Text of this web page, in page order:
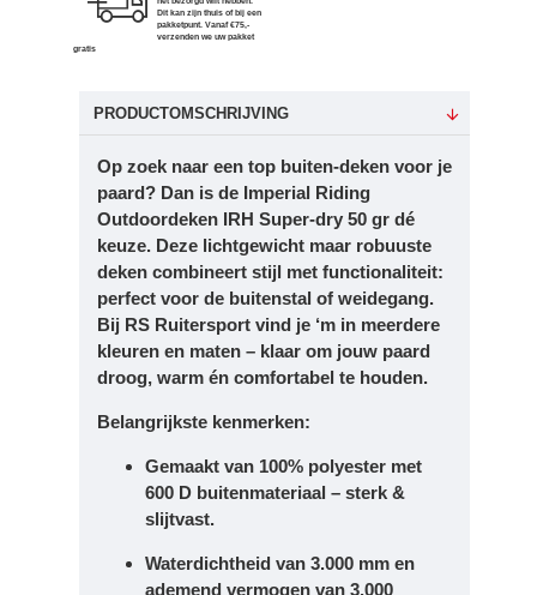
Dit kan zijn thuis of bij een
pakketpunt. Vanaf €75,-
verzenden we uw pakket
gratis
PRODUCTOMSCHRIJVING
Op zoek naar een top buiten-deken voor je
paard? Dan is de Imperial Riding
Outdoordeken IRH Super-dry 50 gr dé
keuze. Deze lichtgewicht maar robuuste
deken combineert stijl met functionaliteit:
perfect voor de buitenstal of weidegang.
Bij RS Ruitersport vind je ‘m in meerdere
kleuren en maten – klaar om jouw paard
droog, warm én comfortabel te houden.
Belangrijkste kenmerken:
Gemaakt van 100% polyester met
600 D buitenmateriaal – sterk &
slijtvast.
Waterdichtheid van 3.000 mm en
ademend vermogen van 3.000